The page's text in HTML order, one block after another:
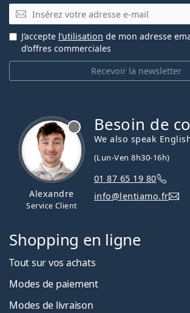
E-mail
Recevoir la newsletter
J’accepte l’utilisation de mon adresse
d’offres commerciales
Alexandre
Service Client
Besoin de
We also speak
(Lun-Ven 8h30-16h)
01 87 65 19 80
info@lentiamo.fr
Shopping en ligne
Tout sur vos achats
Modes de paiement
Modes de livraison